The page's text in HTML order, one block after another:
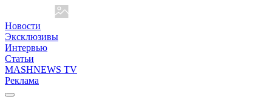
Новости
Эксклюзивы
Интервью
Статьи
MASHNEWS TV
Реклама